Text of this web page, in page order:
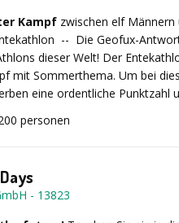
Kampf zwischen elf
-- Die Geofux-
dieser Welt! Der
mit Sommerthema. Um bei
eine ordentliche Punktzahl
Siegerpodest zu erreichen,
ebenso wie (relative)
zugeschnitten. Zur Auswahl
Schnellster Kellner des
Schnellster Sandstrandsucher,
personen
- 13823